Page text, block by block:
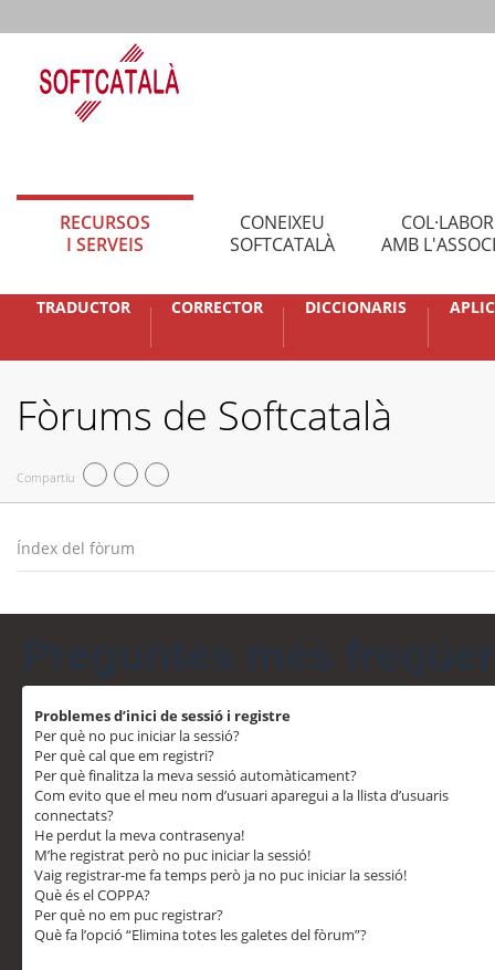
RECURSOS
I SERVEIS
CONEIXEU
SOFTCATALÀ
AMB
TRADUCTOR CORRECTOR DICCIONARIS
Fòrums de Softcatalà
Compartiu
Índex del fòrum
Problemes d’inici de sessió i registre
Per què no puc iniciar la sessió?
Per què cal que em registri?
Per què finalitza la meva sessió automàticament?
Com evito que el meu nom d’usuari aparegui a la llista d’usuaris
connectats?
He perdut la meva contrasenya!
M’he registrat però no puc iniciar la sessió!
Vaig registrar-me fa temps però ja no puc iniciar la sessió!
Què és el COPPA?
Per què no em puc registrar?
Què fa l’opció “Elimina totes les galetes del fòrum”?